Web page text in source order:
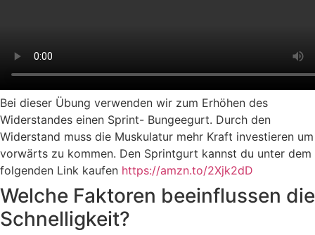
Bei dieser Übung verwenden wir zum Erhöhen des
Widerstandes einen Sprint- Bungeegurt. Durch den
Widerstand muss die Muskulatur mehr Kraft investieren um
vorwärts zu kommen. Den Sprintgurt kannst du unter dem
folgenden Link kaufen https://amzn.to/2Xjk2dD
Welche Faktoren beeinflussen die
Schnelligkeit?